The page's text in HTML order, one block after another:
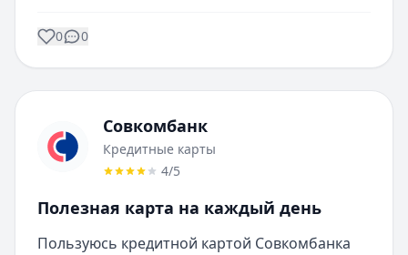
0 0
Совкомбанк
Кредитные карты
4/5
Полезная карта на каждый день
Пользуюсь кредитной картой Совкомбанка